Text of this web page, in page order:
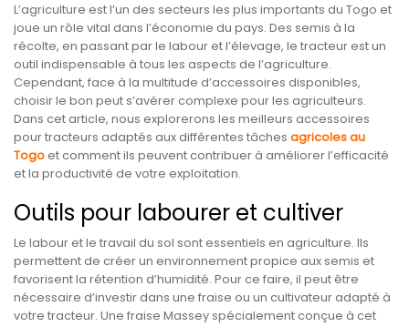
L’agriculture est l’un des secteurs les plus importants du Togo et
joue un rôle vital dans l’économie du pays. Des semis à la
récolte, en passant par le labour et l’élevage, le tracteur est un
outil indispensable à tous les aspects de l’agriculture.
Cependant, face à la multitude d’accessoires disponibles,
choisir le bon peut s’avérer complexe pour les agriculteurs.
Dans cet article, nous explorerons les meilleurs accessoires
pour tracteurs adaptés aux différentes tâches agricoles au
Togo et comment ils peuvent contribuer à améliorer l’efficacité
et la productivité de votre exploitation.
Outils pour labourer et cultiver
Le labour et le travail du sol sont essentiels en agriculture. Ils
permettent de créer un environnement propice aux semis et
favorisent la rétention d’humidité. Pour ce faire, il peut être
nécessaire d’investir dans une fraise ou un cultivateur adapté à
votre tracteur. Une fraise Massey spécialement conçue à cet